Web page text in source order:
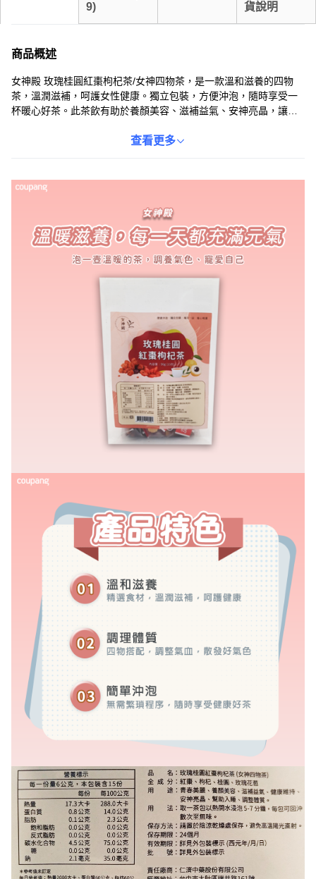
9)
貨說明
商品概述
女神殿 玫瑰桂圓紅棗枸杞茶/女神四物茶，是一款溫和滋養的四物
茶，溫潤滋補，呵護女性健康。獨立包裝，方便沖泡，隨時享受一
杯暖心好茶。此茶飲有助於養顏美容、滋補益氣、安神亮晶，讓您
議取一茶包以熱開水浸泡5-7分鐘後飲用，每包可重複沖泡至無味。
查看更多